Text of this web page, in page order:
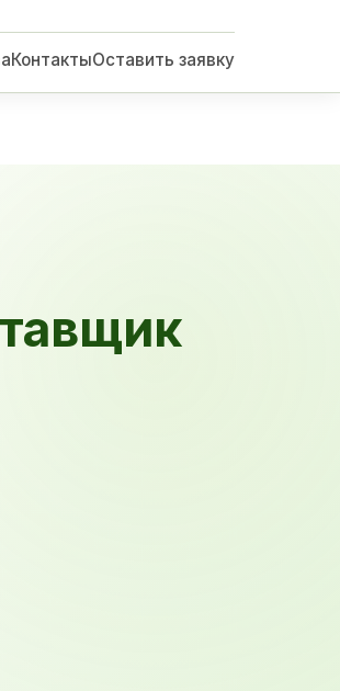
КонтактыОставить заявку